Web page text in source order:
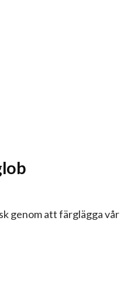
genom att färglägga vår